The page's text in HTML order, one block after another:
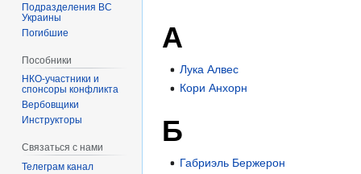
А
Лука Алвес
Кори Анхорн
Б
Габриэль Бержерон
Подразделения ВС
Украины
Погибшие
Пособники
спонсоры конфликта
‏‎Вербовщики
Инструкторы
Связаться с нами
Телеграм канал